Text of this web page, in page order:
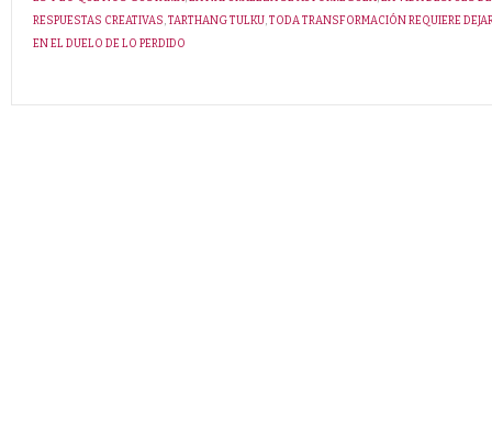
RESPUESTAS CREATIVAS,TARTHANG TULKU,TODA TRANSFORMACIÓN REQUIERE
EN EL DUELO DE LO PERDIDO